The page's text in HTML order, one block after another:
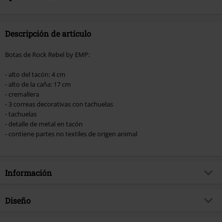
Hosen, Metality, Funko Pop!, vales regalo y artículos que incluyan una
Descripción de artículo
Botas de Rock Rebel by EMP:
- alto del tacón: 4 cm
- alto de la caña: 17 cm
- cremallera
- 3 correas decorativas con tachuelas
- tachuelas
- detalle de metal en tacón
- contiene partes no textiles de origen animal
Información
Artículo no.
Diseño